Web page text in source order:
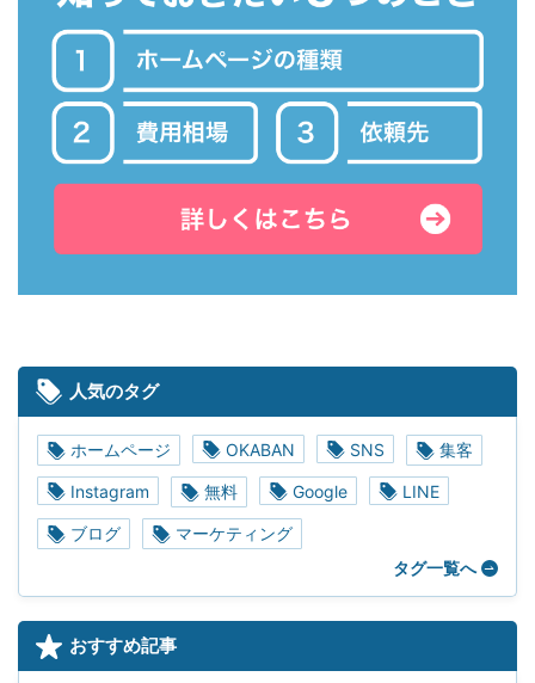
人気のタグ
ホームページ OKABAN SNS 集客
Instagram 無料 Google LINE
ブログ
マーケティング
タグ一覧へ
おすすめ記事